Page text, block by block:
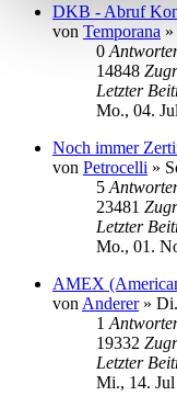
DKB - Abruf
von Temporana »
0
14848
Letzter
Mo., 04.
Noch immer
von Petrocelli »
5
23481
Letzter
Mo., 01.
AMEX
von Anderer»
1
19332
Letzter
Mi., 14.